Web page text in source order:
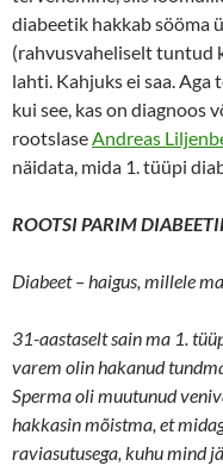
diabeetik hakkab sööma
(rahvusvaheliselt tuntud
lahti. Kahjuks ei saa.
kui see, kas on diagnoos
rootslaseAndreas
näidata, mida 1. tüüpi
ROOTSI PARIM
Diabeet – haigus, millele
31-aastaselt sain ma 1.
varem olin hakanud
Sperma oli muutunud
hakkasin mõistma, et
raviasutusega, kuhu mind